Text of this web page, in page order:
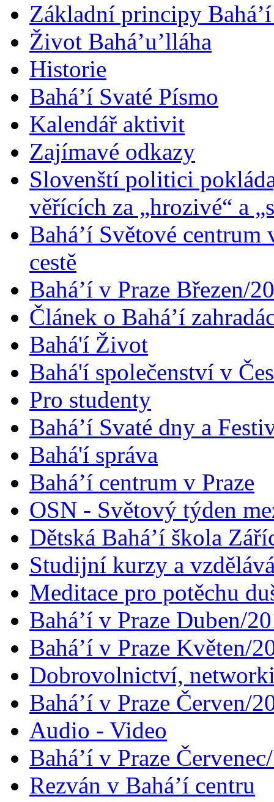
Základní principy
Život Bahá’u’lláha
Historie
Bahá’í Svaté Písmo
Kalendář aktivit
Zajímavé odkazy
Slovenští politici
věřících za „hrozivé“ a
Bahá’í Světové
cestě
Bahá’í v Praze Březen/
Článek o Bahá’í
Bahá'í Život
Bahá'í společenství v
Pro studenty
Bahá’í Svaté dny a
Bahá'í správa
Bahá’í centrum v Praze
OSN - Světový týden
Dětská Bahá’í škola
Studijní kurzy a
Meditace pro potěchu
Bahá’í v Praze Duben/
Bahá’í v Praze Květen/
Dobrovolnictví,
Bahá’í v Praze Červen/
Audio - Video
Bahá’í v Praze
Rezván v Bahá’í centru